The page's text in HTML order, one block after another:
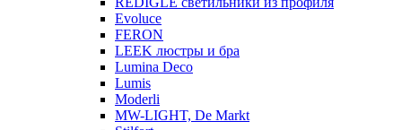
Evoluce
FERON
LEEK люстры и бра
Lumina Deco
Lumis
Moderli
MW-LIGHT, De Markt